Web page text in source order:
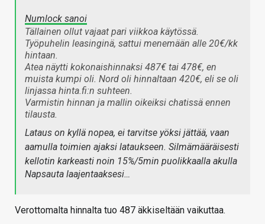
Numlock sanoi
Tällainen ollut vajaat pari viikkoa käytössä.
Työpuhelin leasinginä, sattui menemään alle 20€/kk
hintaan.
Atea näytti kokonaishinnaksi 487€ tai 478€, en
muista kumpi oli. Nord oli hinnaltaan 420€, eli se oli
linjassa hinta.fi:n suhteen.
Varmistin hinnan ja mallin oikeiksi chatissä ennen
tilausta.
Lataus on kyllä nopea, ei tarvitse yöksi jättää, vaan
aamulla toimien ajaksi lataukseen. Silmämääräisesti
kellotin karkeasti noin 15%/5min puolikkaalla akulla
Napsauta laajentaaksesi…
Verottomalta hinnalta tuo 487 äkkiseltään vaikuttaa.